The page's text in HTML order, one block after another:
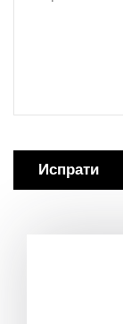
Испрати